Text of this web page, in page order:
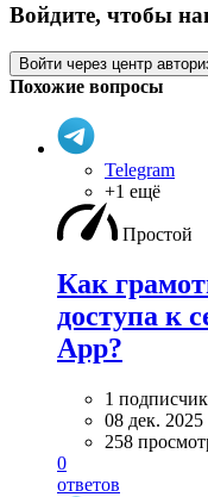
Войдите, чтобы
Войти через центр
Похожие вопросы
Telegram
+1 ещё
Простой
Как
доступа к
App?
1 подписчик
08 дек. 2025
258
0
ответов